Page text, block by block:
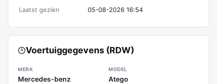
Laatst gezien
05-08-2026 16:54
Voertuiggegevens (RDW)
MERK
Mercedes-benz
MODEL
Atego